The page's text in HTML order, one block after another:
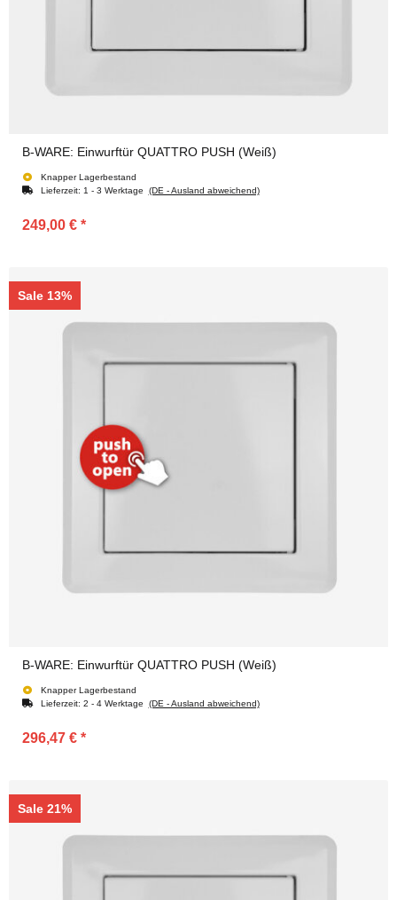
B-WARE: Einwurftür QUATTRO PUSH (Weiß)
Knapper Lagerbestand
Lieferzeit: 1 - 3 Werktage (DE - Ausland abweichend)
249,00 € *
Sale 13%
B-WARE: Einwurftür QUATTRO PUSH (Weiß)
Knapper Lagerbestand
Lieferzeit: 2 - 4 Werktage (DE - Ausland abweichend)
296,47 € *
Sale 21%